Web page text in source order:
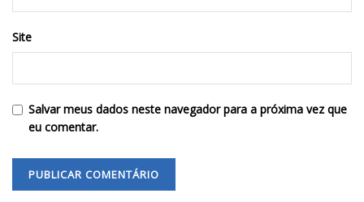
Site
Salvar meus dados neste navegador para a próxima vez que
eu comentar.